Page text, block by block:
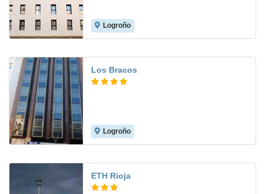
Logroño
Los Bracos
Logroño
ETH Rioja